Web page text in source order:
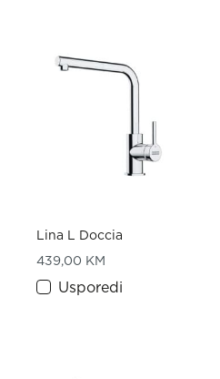
Lina L Doccia
439,00 KM
Usporedi